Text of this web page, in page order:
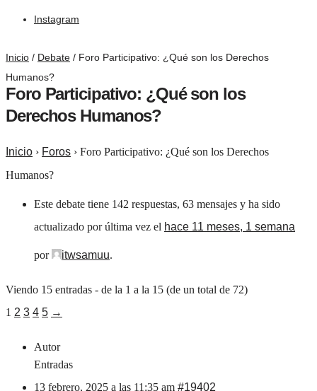
Instagram
Inicio / Debate / Foro Participativo: ¿Qué son los Derechos
Humanos?
Foro Participativo: ¿Qué son los
Derechos Humanos?
Inicio › Foros › Foro Participativo: ¿Qué son los Derechos
Humanos?
Este debate tiene 142 respuestas, 63 mensajes y ha sido
actualizado por última vez el hace 11 meses, 1 semana
por itwsamuu.
Viendo 15 entradas - de la 1 a la 15 (de un total de 72)
1 2 3 4 5 →
Autor
Entradas
13 febrero, 2025 a las 11:35 am #19402